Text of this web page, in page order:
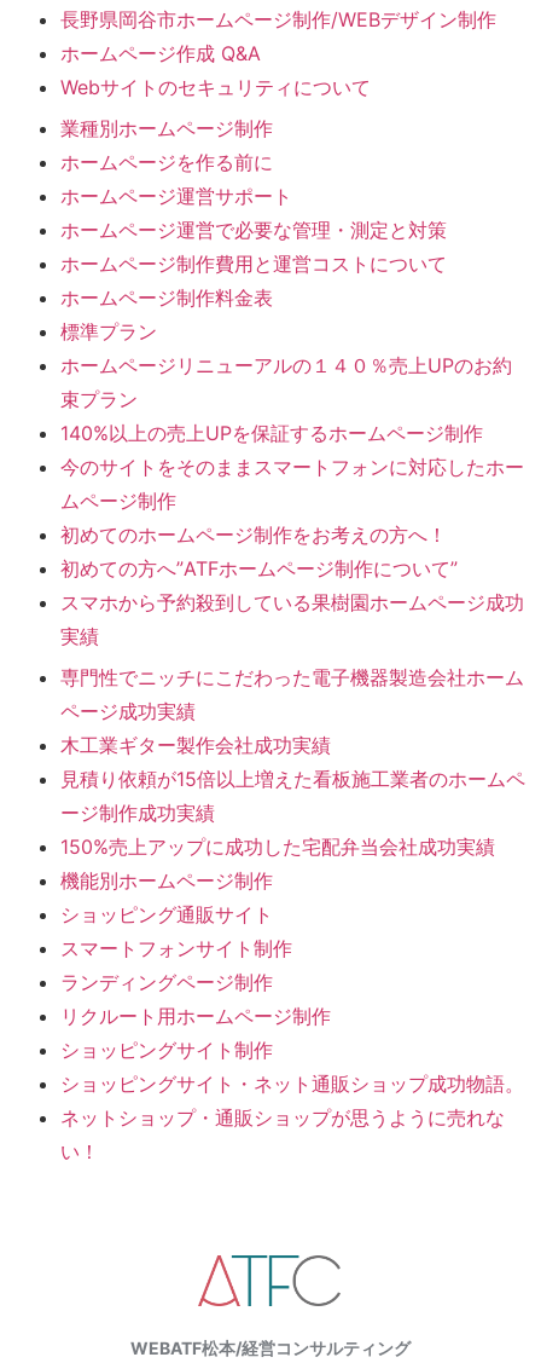
長野県岡谷市ホームページ制作/WEBデザイン制作
ホームページ作成 Q&A
Webサイトのセキュリティについて
業種別ホームページ制作
ホームページを作る前に
ホームページ運営サポート
ホームページ運営で必要な管理・測定と対策
ホームページ制作費用と運営コストについて
ホームページ制作料金表
標準プラン
ホームページリニューアルの１４０％売上UPのお約
束プラン
140%以上の売上UPを保証するホームページ制作
今のサイトをそのままスマートフォンに対応したホー
ムページ制作
初めてのホームページ制作をお考えの方へ！
初めての方へ”ATFホームページ制作について”
スマホから予約殺到している果樹園ホームページ成功
実績
専門性でニッチにこだわった電子機器製造会社ホーム
ページ成功実績
木工業ギター製作会社成功実績
見積り依頼が15倍以上増えた看板施工業者のホームペ
ージ制作成功実績
150%売上アップに成功した宅配弁当会社成功実績
機能別ホームページ制作
ショッピング通販サイト
スマートフォンサイト制作
ランディングページ制作
リクルート用ホームページ制作
ショッピングサイト制作
ショッピングサイト・ネット通販ショップ成功物語。
ネットショップ・通販ショップが思うように売れな
い！
WEBATF松本/経営コンサルティング